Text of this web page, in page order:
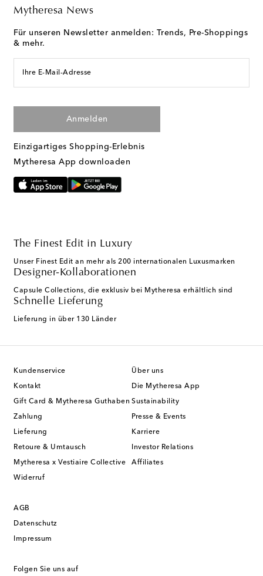
Mytheresa News
Für unseren Newsletter anmelden: Trends, Pre-Shoppings
& mehr.
Ihre E-Mail-Adresse
Anmelden
Einzigartiges Shopping-Erlebnis
Mytheresa App downloaden
The Finest Edit in Luxury
Unser Finest Edit an mehr als 200 internationalen Luxusmarken
Designer-Kollaborationen
Capsule Collections, die exklusiv bei Mytheresa erhältlich sind
Schnelle Lieferung
Lieferung in über 130 Länder
Kundenservice
Kontakt
Gift Card & Mytheresa Guthaben
Zahlung
Lieferung
Retoure & Umtausch
Mytheresa x Vestiaire Collective
Widerruf
Über uns
Die Mytheresa App
Sustainability
Presse & Events
Karriere
Investor Relations
Affiliates
AGB
Datenschutz
Impressum
Folgen Sie uns auf